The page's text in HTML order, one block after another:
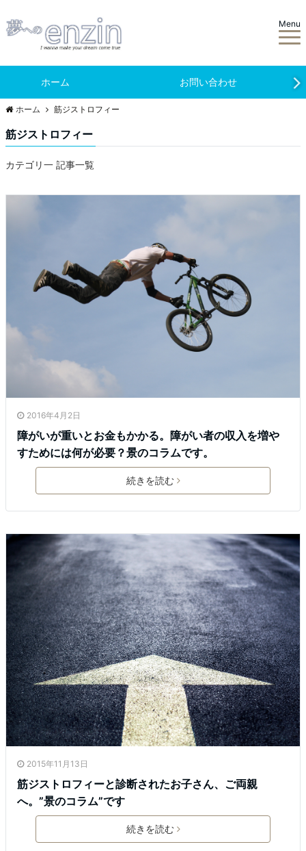
Menu
ホーム お問い合わせ
ホーム 筋ジストロフィー
筋ジストロフィー
カテゴリ一 記事一覧
2016年4月2日
障がいが重いとお金もかかる。障がい者の収入を増や
すためには何が必要？景のコラムです。
続きを読む
2015年11月13日
筋ジストロフィーと診断されたお子さん、ご両親
へ。”景のコラム”です
続きを読む